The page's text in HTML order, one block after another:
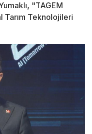
"TAGEM
Tarım Teknolojileri